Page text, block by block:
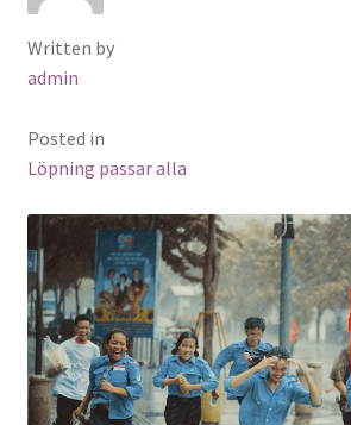
Written by
admin
Posted in
Löpning passar alla